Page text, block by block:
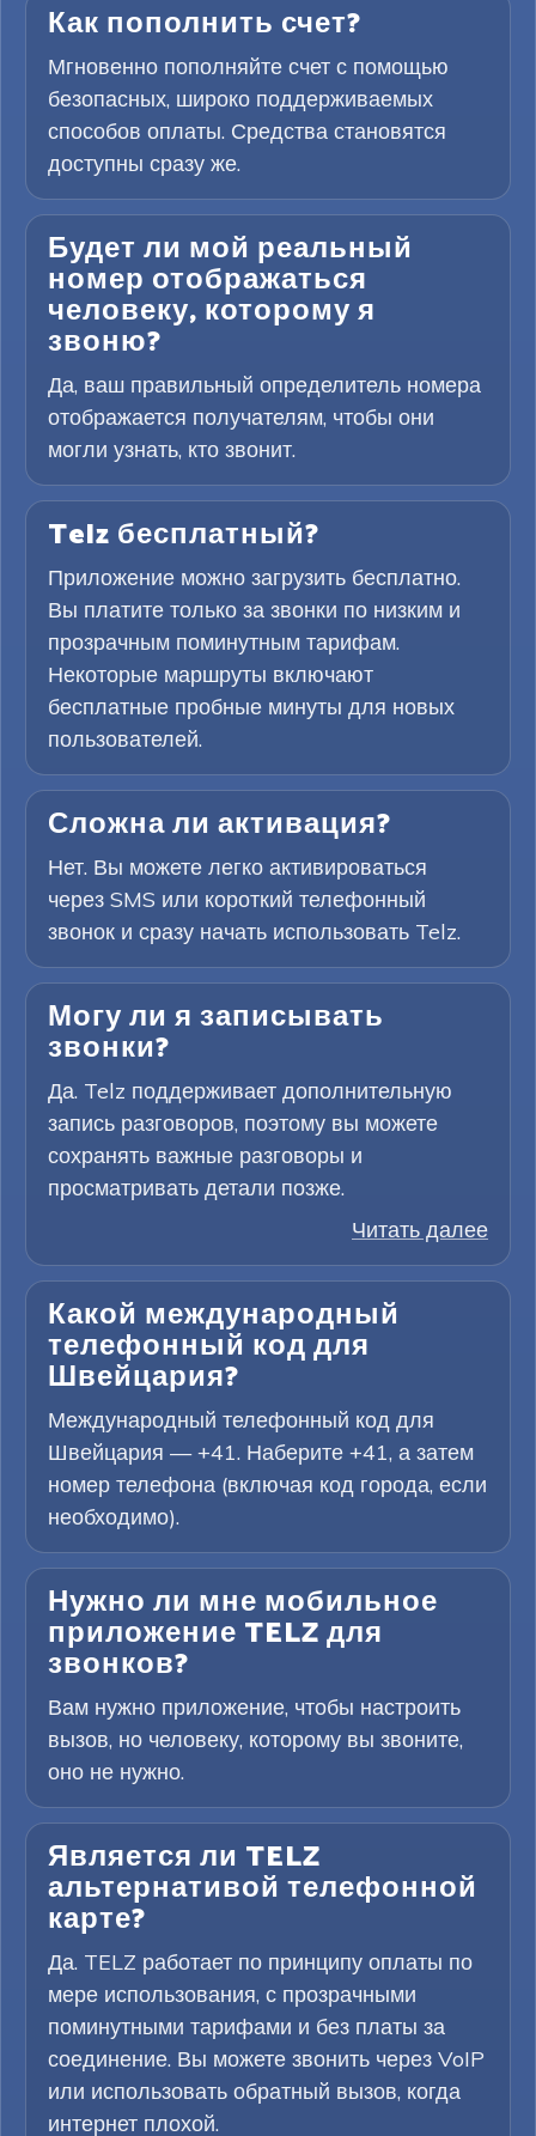
Как пополнить счет?
Мгновенно пополняйте счет с помощью
безопасных, широко поддерживаемых
способов оплаты. Средства становятся
доступны сразу же.
Будет ли мой реальный
номер отображаться
человеку, которому я
звоню?
Да, ваш правильный определитель номера
отображается получателям, чтобы они
могли узнать, кто звонит.
Telz бесплатный?
Приложение можно загрузить бесплатно.
Вы платите только за звонки по низким и
прозрачным поминутным тарифам.
Некоторые маршруты включают
бесплатные пробные минуты для новых
пользователей.
Сложна ли активация?
Нет. Вы можете легко активироваться
через SMS или короткий телефонный
звонок и сразу начать использовать Telz.
Могу ли я записывать
звонки?
Да. Telz поддерживает дополнительную
запись разговоров, поэтому вы можете
сохранять важные разговоры и
просматривать детали позже.
Читать далее
Какой международный
телефонный код для
Швейцария?
Международный телефонный код для
Швейцария — +41. Наберите +41, а затем
номер телефона (включая код города, если
необходимо).
Нужно ли мне мобильное
приложение TELZ для
звонков?
Вам нужно приложение, чтобы настроить
вызов, но человеку, которому вы звоните,
оно не нужно.
Является ли TELZ
альтернативой телефонной
карте?
Да. TELZ работает по принципу оплаты по
мере использования, с прозрачными
поминутными тарифами и без платы за
соединение. Вы можете звонить через VoIP
или использовать обратный вызов, когда
интернет плохой.